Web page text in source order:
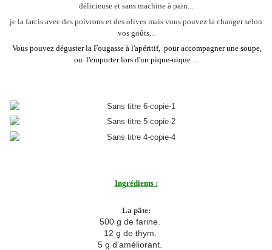
délicieuse et sans machine à pain...
je la farcis avec des poivrons et des olives mais vous pouvez la changer selon
vos goûts...
Vous pouvez déguster la Fougasse à l'apéritif, pour accompagner une soupe,
ou l'emporter lors d'un pique-nique ...
Ingrédients :
La pâte:
500 g de farine.
12 g de thym.
5 g d’améliorant.